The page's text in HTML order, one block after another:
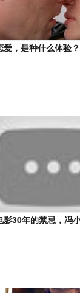
爱，是种什么体验
影30年的禁忌，冯